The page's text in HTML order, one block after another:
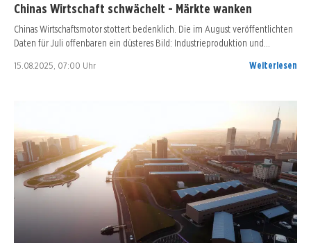
Chinas Wirtschaft schwächelt - Märkte wanken
Chinas Wirtschaftsmotor stottert bedenklich. Die im August veröffentlichten
Daten für Juli offenbaren ein düsteres Bild: Industrieproduktion und…
15.08.2025, 07:00 Uhr Weiterlesen